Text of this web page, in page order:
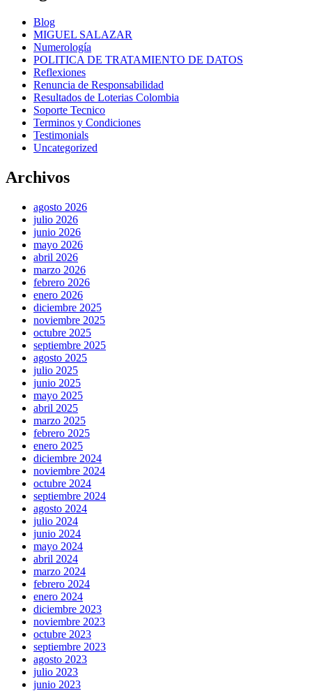
Blog
MIGUEL SALAZAR
Numerología
POLITICA DE TRATAMIENTO DE DATOS
Reflexiones
Renuncia de Responsabilidad
Resultados de Loterias Colombia
Soporte Tecnico
Terminos y Condiciones
Testimonials
Uncategorized
Archivos
agosto 2026
julio 2026
junio 2026
mayo 2026
abril 2026
marzo 2026
febrero 2026
enero 2026
diciembre 2025
noviembre 2025
octubre 2025
septiembre 2025
agosto 2025
julio 2025
junio 2025
mayo 2025
abril 2025
marzo 2025
febrero 2025
enero 2025
diciembre 2024
noviembre 2024
octubre 2024
septiembre 2024
agosto 2024
julio 2024
junio 2024
mayo 2024
abril 2024
marzo 2024
febrero 2024
enero 2024
diciembre 2023
noviembre 2023
octubre 2023
septiembre 2023
agosto 2023
julio 2023
junio 2023